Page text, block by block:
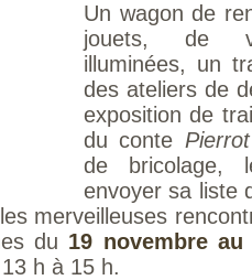
Un wagon de
jouets, de
illuminées, un
des ateliers de
exposition de
du conte
de bricolage,
envoyer sa liste
merveilleuses
du 19 novembre
h à 15 h.